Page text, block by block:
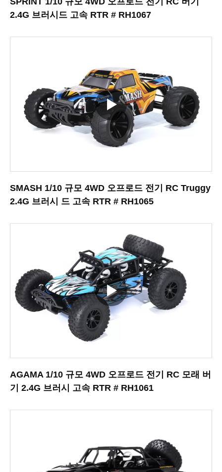
2.4G 브러시드 고속 RTR # RH1067
SMASH 1/10 규모 4WD 오프로드 전기 RC Truggy
2.4G 브러시 드 고속 RTR # RH1065
AGAMA 1/10 규모 4WD 오프로드 전기 RC 모래 버
기 2.4G 브러시 고속 RTR # RH1061